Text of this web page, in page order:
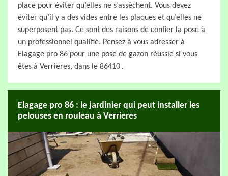
place pour éviter qu’elles ne s’assèchent. Vous devez
éviter qu’il y a des vides entre les plaques et qu’elles ne
superposent pas. Ce sont des raisons de confier la pose à
un professionnel qualifié. Pensez à vous adresser à
Elagage pro 86 pour une pose de gazon réussie si vous
êtes à Verrieres, dans le 86410 .
Elagage pro 86 : le jardinier qui peut installer les
pelouses en rouleau à Verrieres